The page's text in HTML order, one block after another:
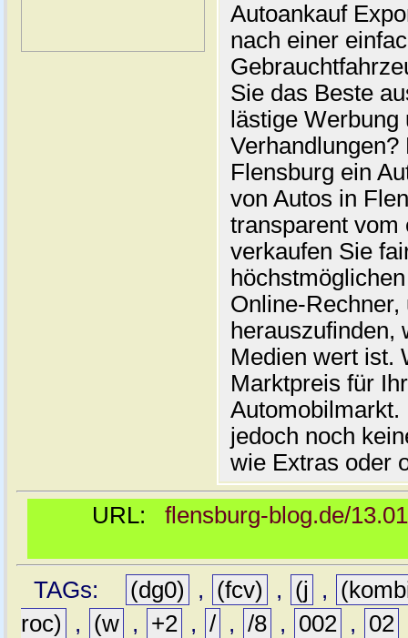
Autoankauf
nach einer
Sie das Beste
lästige
Flensburg ein
von Autos in
transparent vom
verkaufen Sie
Online-
herauszufinden,
Medien wert ist.
Marktpreis für
jedoch noch
wie Extras oder
URL: flensburg-blog.de/
TAGs: (dg0) , (fcv) , (j ,
roc)
, (w , +2 , / , /8 , 002 , 02